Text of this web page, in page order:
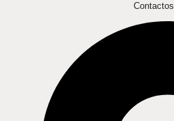
Contactos